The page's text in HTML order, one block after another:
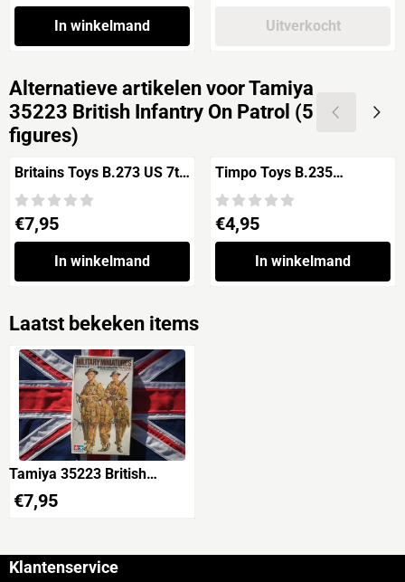
In winkelmand Uitverkocht
Alternatieve artikelen voorTamiya
35223 British Infantry On Patrol (5
figures)
Britains Toys B.273 US 7th
Cavalry Soldier Standing
'Indian Wars'
Prijs: 7,95
€7,95
In winkelmand
Timpo Toys B.235
Confederate Army Infantry
Soldier Standing CSA
'American Civil War' 2nd
version
Prijs: 4,95
€4,95
In winkelmand
Laatst bekeken items
Tamiya 35223 British
Infantry On Patrol (5
figures)
€7,95
Klantenservice